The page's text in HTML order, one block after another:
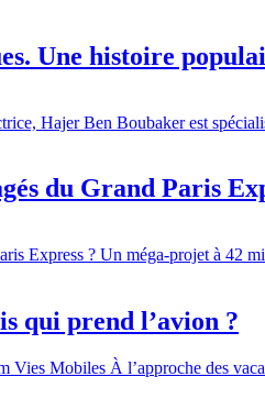
Une histoire
Hajer Ben Boubaker est
du Grand Paris
Express ? Un méga-projet à 42
qui prend l’avion ?
Vies Mobiles À l’approche des